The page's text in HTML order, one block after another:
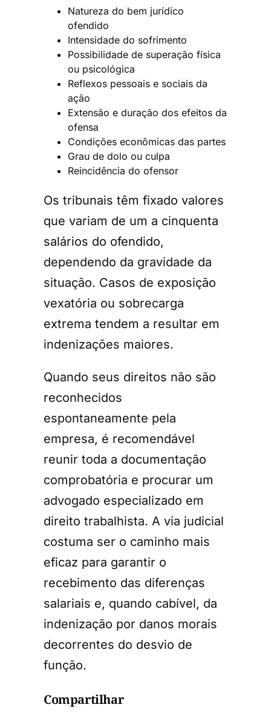
Natureza do bem jurídico
ofendido
Intensidade do sofrimento
Possibilidade de superação física
ou psicológica
Reflexos pessoais e sociais da
ação
Extensão e duração dos efeitos da
ofensa
Condições econômicas das partes
Grau de dolo ou culpa
Reincidência do ofensor
Os tribunais têm fixado valores
que variam de um a cinquenta
salários do ofendido,
dependendo da gravidade da
situação. Casos de exposição
vexatória ou sobrecarga
extrema tendem a resultar em
indenizações maiores.
Quando seus direitos não são
reconhecidos
espontaneamente pela
empresa, é recomendável
reunir toda a documentação
comprobatória e procurar um
advogado especializado em
direito trabalhista. A via judicial
costuma ser o caminho mais
eficaz para garantir o
recebimento das diferenças
salariais e, quando cabível, da
indenização por danos morais
decorrentes do desvio de
função.
Compartilhar